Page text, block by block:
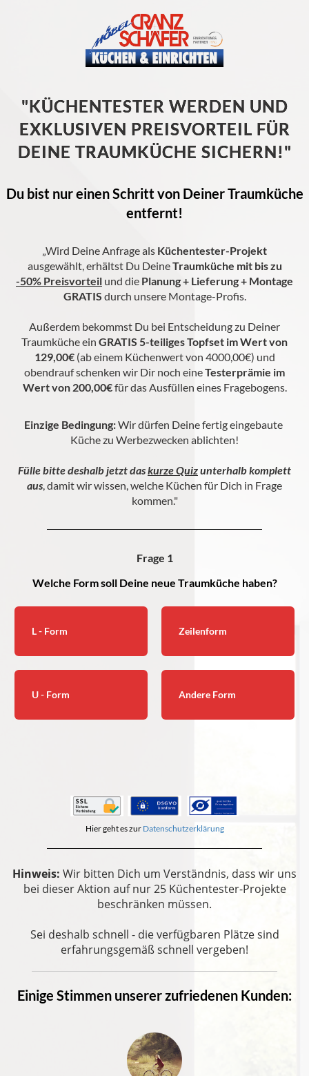
"KÜCHENTESTER WERDEN UND
EXKLUSIVEN PREISVORTEIL FÜR
DEINE TRAUMKÜCHE SICHERN!"
Du bist nur einen Schritt von Deiner Traumküche
entfernt!
„Wird Deine Anfrage als Küchentester-Projekt
ausgewählt, erhältst Du DeineTraumküche mit bis zu
-50% Preisvorteil und die Planung + Lieferung + Montage
GRATIS durch unsere Montage-Profis.
Außerdem bekommst Du bei Entscheidung zu Deiner
Traumküche ein GRATIS 5-teiliges Topfset im Wert von
129,00€(ab einem Küchenwert von 4000,00€) und
obendrauf schenken wir Dir noch eineTesterprämie im
Wert von 200,00€für das Ausfüllen eines Fragebogens.
Einzige Bedingung:Wir dürfen Deine fertig eingebaute
Küche zu Werbezwecken ablichten!
Fülle bitte deshalb jetzt daskurze Quizunterhalb komplett
aus , damit wir wissen, welche Küchen für Dich in Frage
kommen."
Frage 1
Welche Form soll Deine neue Traumküche haben?
L - Form Zeilenform
U - Form Andere Form
Hier geht es zur Datenschutzerklärung
Hinweis: Wir bitten Dich um Verständnis, dass wir uns
bei dieser Aktion auf nur 25 Küchentester-Projekte
beschränken müssen.
Sei deshalb schnell - die verfügbaren Plätze sind
erfahrungsgemäß schnell vergeben!
Einige Stimmen unserer zufriedenen Kunden: